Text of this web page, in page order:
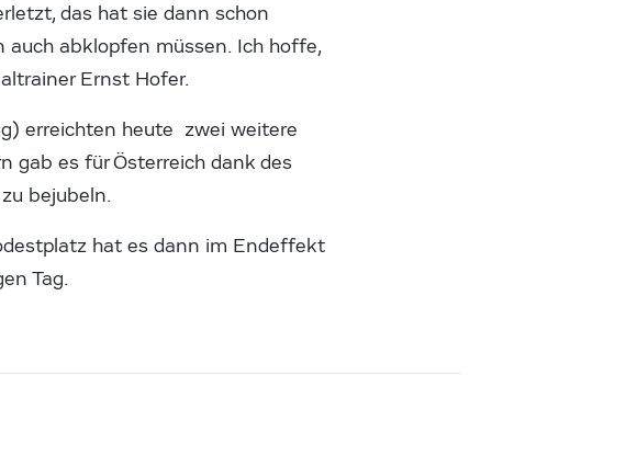
das hat sie dann schon
auch abklopfen müssen. Ich hoffe,
Ernst Hofer.
erreichten heute zwei weitere
gab es für Österreich dank des
bejubeln.
hat es dann im Endeffekt
Tag.